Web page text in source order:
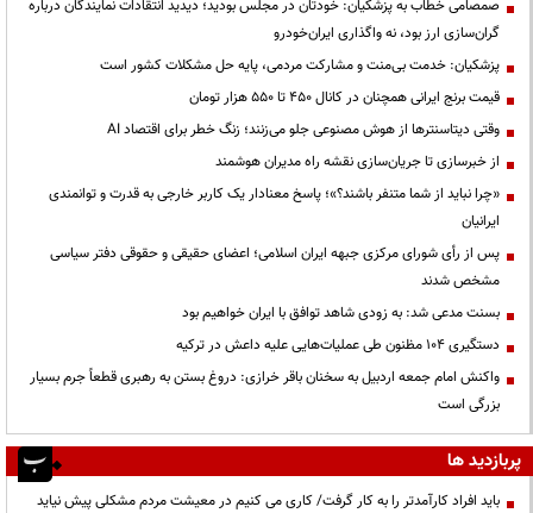
صمصامی خطاب به پزشکیان: خودتان در مجلس بودید؛ دیدید انتقادات نمایندگان درباره
گران‌سازی ارز بود، نه واگذاری ایران‌خودرو
پزشکیان: خدمت بی‌منت و مشارکت مردمی، پایه حل مشکلات کشور است
قیمت‌ برنج ایرانی همچنان در کانال ۴۵۰ تا ۵۵۰ هزار تومان
وقتی دیتاسنترها از هوش مصنوعی جلو می‌زنند؛ زنگ خطر برای اقتصاد AI
از خبرسازی تا جریان‌سازی نقشه راه مدیران هوشمند
«چرا نباید از شما متنفر باشند؟»؛ پاسخ معنادار یک کاربر خارجی به قدرت و توانمندی
ایرانیان
پس از رأی شورای مرکزی جبهه ایران اسلامی؛ اعضای حقیقی و حقوقی دفتر سیاسی
مشخص شدند
بسنت مدعی شد: به زودی شاهد توافق با ایران خواهیم بود
دستگیری ۱۰۴ مظنون طی عملیات‌هایی علیه داعش در ترکیه
واکنش امام جمعه اردبیل به سخنان باقر خرازی: دروغ بستن به رهبری قطعاً جرم بسیار
بزرگی است
پربازدید ها
باید افراد کارآمدتر را به کار گرفت/ کاری می کنیم در معیشت مردم مشکلی پیش نیاید